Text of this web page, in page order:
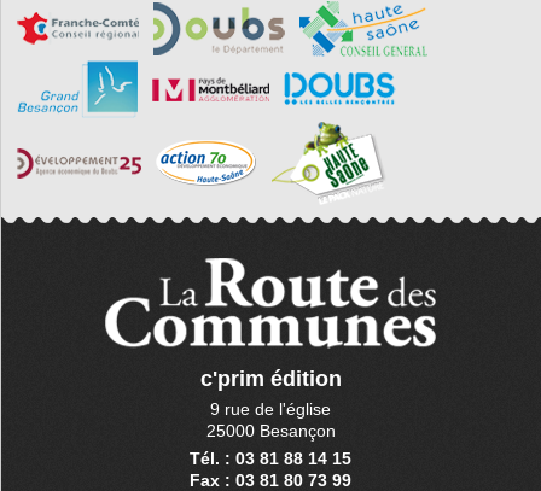
c'prim édition
9 rue de l'église
25000 Besançon
Tél. : 03 81 88 14 15
Fax : 03 81 80 73 99